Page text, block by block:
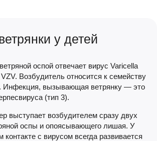
у детей
оспой отвечает вирус Varicella
Возбудитель относится к семейству
Инфекция, вызывающая ветрянку — это
(тип 3).
выступает возбудителем сразу двух
оспы и опоясывающего лишая. У
контакте с вирусом всегда развивается